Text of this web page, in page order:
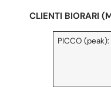
CLIENTI BIORARI
PICCO (peak):